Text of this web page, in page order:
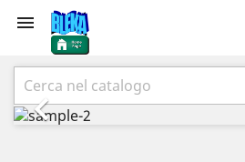


Precedente